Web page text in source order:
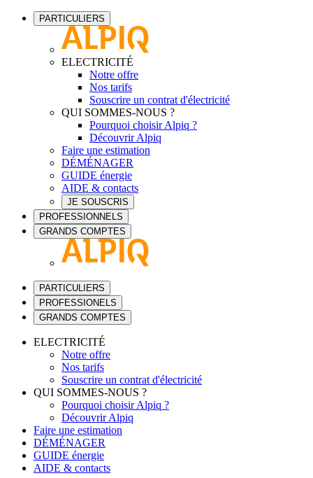
PARTICULIERS
ELECTRICITÉ
Notre offre
Nos tarifs
Souscrire un contrat d'électricité
QUI SOMMES-NOUS ?
Pourquoi choisir Alpiq ?
Découvrir Alpiq
Faire une estimation
DÉMÉNAGER
GUIDE énergie
AIDE & contacts
JE SOUSCRIS
PROFESSIONNELS
GRANDS COMPTES
PARTICULIERS
PROFESSIONELS
GRANDS COMPTES
ELECTRICITÉ
Notre offre
Nos tarifs
Souscrire un contrat d'électricité
QUI SOMMES-NOUS ?
Pourquoi choisir Alpiq ?
Découvrir Alpiq
Faire une estimation
DÉMÉNAGER
GUIDE énergie
AIDE & contacts